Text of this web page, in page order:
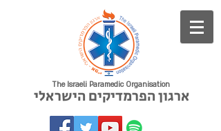
ארגון הפרמדיקים הישראלי
The Israeli Paramedic Organisation